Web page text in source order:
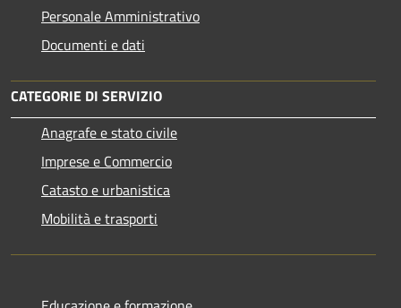
Personale Amministrativo
Documenti e dati
CATEGORIE DI SERVIZIO
Anagrafe e stato civile
Imprese e Commercio
Catasto e urbanistica
Mobilità e trasporti